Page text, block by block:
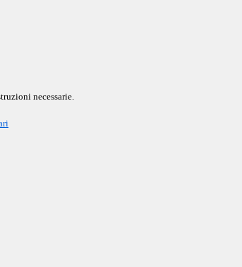
necessarie.